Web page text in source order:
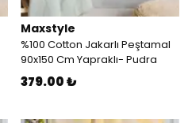
Maxstyle
%100 Cotton Jakarlı Peştamal
90x150 Cm Yapraklı- Pudra
379.00 ₺